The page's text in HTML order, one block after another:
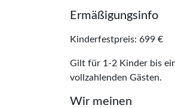
Ermäßigungsinfo
Kinderfestpreis: 699 €
Gilt für 1-2 Kinder bis
vollzahlenden Gästen.
Wir meinen